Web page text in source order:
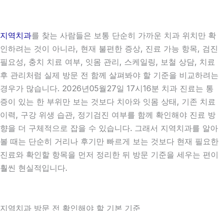
지역치과를 찾는 사람들은 보통 단순히 가까운 치과 위치만 확
인하려는 것이 아니라, 현재 불편한 증상, 진료 가능 항목, 검진
필요성, 충치 치료 여부, 잇몸 관리, 스케일링, 보철 상담, 치료
후 관리처럼 실제 방문 전 함께 살펴봐야 할 기준을 비교하려는
경우가 많습니다. 2026년05월27일 17시16분 치과 진료는 통
증이 있는 한 부위만 보는 것보다 치아와 잇몸 상태, 기존 치료
이력, 구강 위생 습관, 정기검진 여부를 함께 확인해야 진료 방
향을 더 구체적으로 잡을 수 있습니다. 그래서 지역치과를 알아
볼 때는 단순히 거리나 후기만 빠르게 보는 것보다 현재 필요한
진료와 확인할 항목을 먼저 정리한 뒤 방문 기준을 세우는 편이
훨씬 현실적입니다.
지역치과 방문 전 확인해야 할 기본 기준